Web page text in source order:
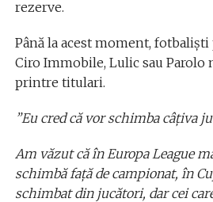
rezerve.
Până la acest moment, fotbaliști
Ciro Immobile, Lulic sau Parolo
printre titulari.
”Eu cred că vor schimba câțiva
Am văzut că în Europa League
schimbă față de campionat, în
schimbat din jucători, dar cei